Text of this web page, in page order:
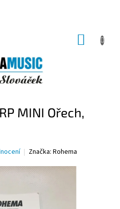
MINI Ořech,
Značka: Rohema